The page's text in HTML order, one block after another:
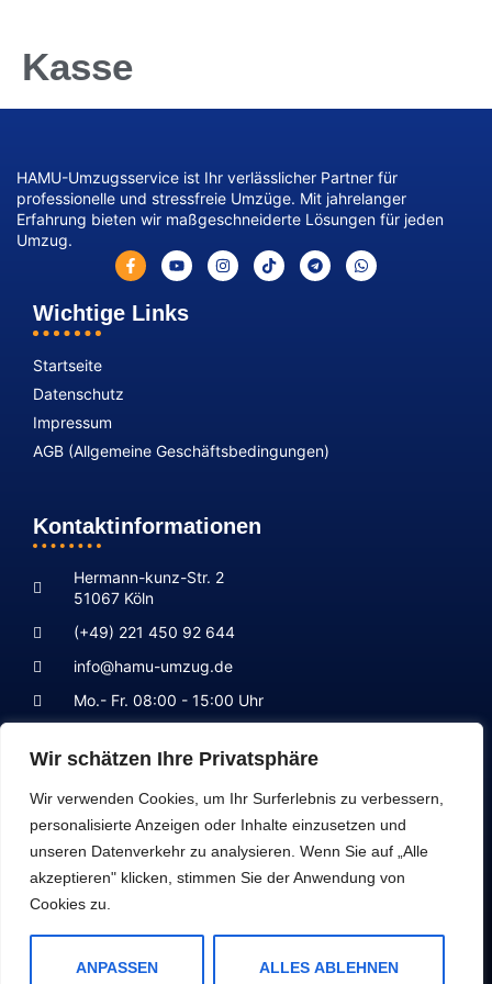
Wir schätzen Ihre Privatsphäre
Wir verwenden Cookies, um Ihr Surferlebnis zu verbessern,
personalisierte Anzeigen oder Inhalte einzusetzen und
unseren Datenverkehr zu analysieren. Wenn Sie auf „Alle
akzeptieren" klicken, stimmen Sie der Anwendung von
Cookies zu.
ANPASSEN ALLES ABLEHNEN
Kasse
HAMU-Umzugsservice ist Ihr verlässlicher Partner für
professionelle und stressfreie Umzüge. Mit jahrelanger
Erfahrung bieten wir maßgeschneiderte Lösungen für jeden
Umzug.
Wichtige Links
Startseite
Datenschutz
Impressum
AGB (Allgemeine Geschäftsbedingungen)
Kontaktinformationen
Hermann-kunz-Str. 2
51067 Köln
(+49) 221 450 92 644
info@hamu-umzug.de
Mo.- Fr. 08:00 - 15:00 Uhr
Newsletter abonnieren
Erhalten Sie die neuesten Informationen und Angebote
direkt in Ihren Posteingang.